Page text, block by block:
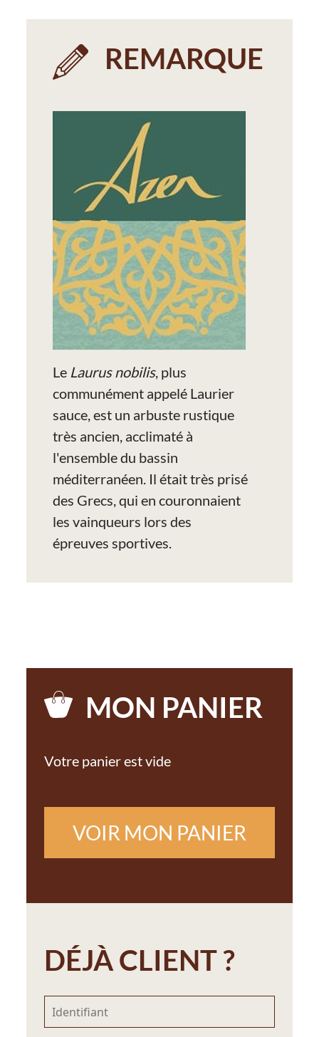
MON PANIER
Votre panier est vide
VOIR MON PANIER
DÉJÀ CLIENT ?
REMARQUE
Le Laurus nobilis, plus
communément appelé Laurier
sauce, est un arbuste rustique
très ancien, acclimaté à
l'ensemble du bassin
méditerranéen. Il était très prisé
des Grecs, qui en couronnaient
les vainqueurs lors des
épreuves sportives.